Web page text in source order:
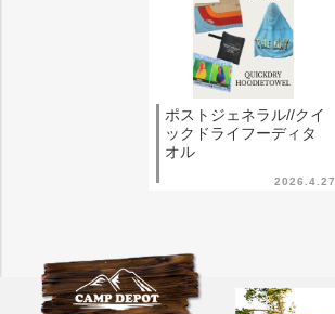
2026.4.27
ポストジェネラル//クイ
ックドライフーディタ
オル